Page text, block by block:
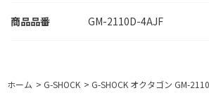
GM-2110D-4AJF
ホーム > G-SHOCK > G-SHOCK オクタゴン GM-